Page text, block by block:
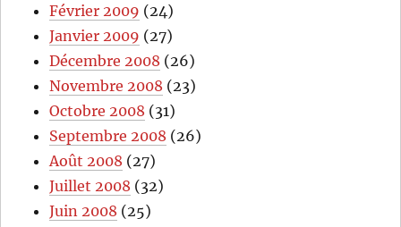
Février 2009 (24)
Janvier 2009 (27)
Décembre 2008 (26)
Novembre 2008 (23)
Octobre 2008 (31)
Septembre 2008 (26)
Août 2008 (27)
Juillet 2008 (32)
Juin 2008 (25)